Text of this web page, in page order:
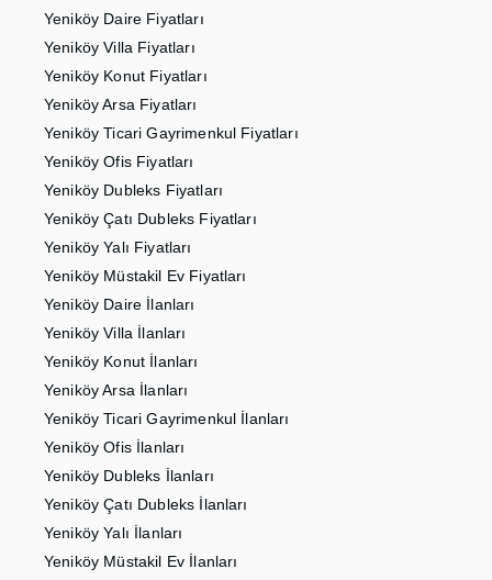
Yeniköy Daire Fiyatları
Yeniköy Villa Fiyatları
Yeniköy Konut Fiyatları
Yeniköy Arsa Fiyatları
Yeniköy Ticari Gayrimenkul Fiyatları
Yeniköy Ofis Fiyatları
Yeniköy Dubleks Fiyatları
Yeniköy Çatı Dubleks Fiyatları
Yeniköy Yalı Fiyatları
Yeniköy Müstakil Ev Fiyatları
Yeniköy Daire İlanları
Yeniköy Villa İlanları
Yeniköy Konut İlanları
Yeniköy Arsa İlanları
Yeniköy Ticari Gayrimenkul İlanları
Yeniköy Ofis İlanları
Yeniköy Dubleks İlanları
Yeniköy Çatı Dubleks İlanları
Yeniköy Yalı İlanları
Yeniköy Müstakil Ev İlanları